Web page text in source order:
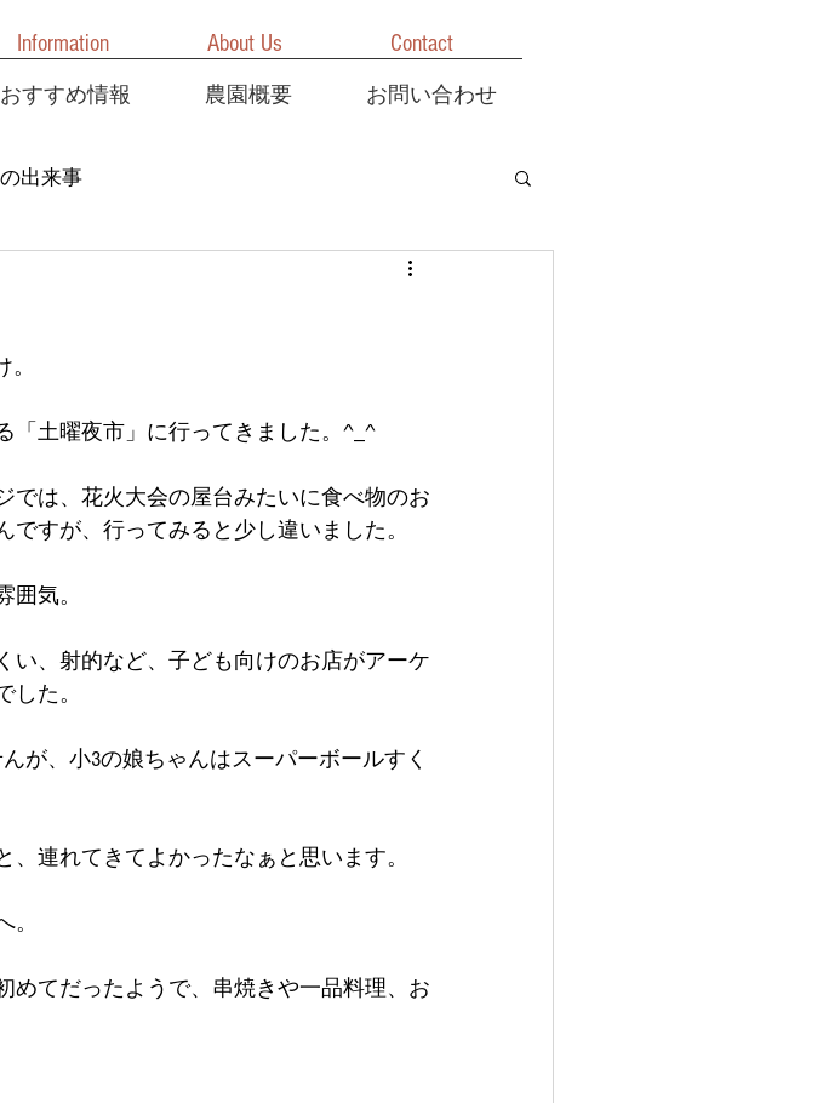
おすすめ情報 農園概要 お問い合わせ
About Us
Information Contact
出来事
「土曜夜市」に行ってきました。^_^
では、花火大会の屋台みたいに食べ物のお
すが、行ってみると少し違いました。
気。
い、射的など、子ども向けのお店がアーケ
た。
が、小3の娘ちゃんはスーパーボールすく
連れてきてよかったなぁと思います。
めてだったようで、串焼きや一品料理、お